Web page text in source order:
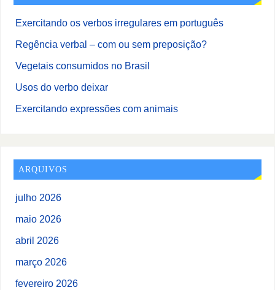
Exercitando os verbos irregulares em português
Regência verbal – com ou sem preposição?
Vegetais consumidos no Brasil
Usos do verbo deixar
Exercitando expressões com animais
ARQUIVOS
julho 2026
maio 2026
abril 2026
março 2026
fevereiro 2026